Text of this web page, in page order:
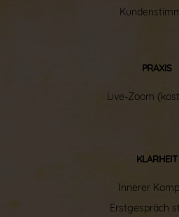
PRAXIS
Live-Zoom
KLARHEIT
Innerer
Erstgespräch